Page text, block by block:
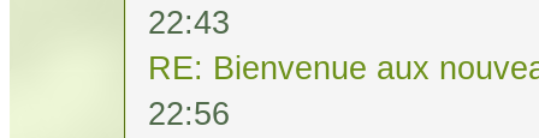
22:43
RE: Bienvenue aux
22:56